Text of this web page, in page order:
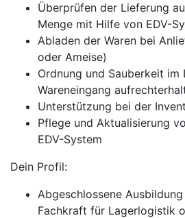
Überprüfen der Lieferung
Menge mit Hilfe von EDV-
Abladen der Waren bei
oder Ameise)
Ordnung und Sauberkeit im
Wareneingang
Unterstützung bei der
Pflege und Aktualisierung
EDV-System
Dein Profil:
Abgeschlossene
Fachkraft für Lagerlogistik